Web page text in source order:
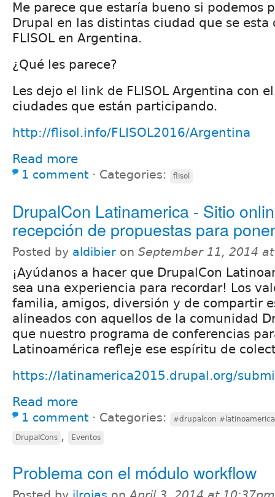
Me parece que estaría bueno si podemos
Drupal en las distintas ciudad que se esta
FLISOL en Argentina.
¿Qué les parece?
Les dejo el link de FLISOL Argentina con
ciudades que están participando.
http://flisol.info/FLISOL2016/Argentina
Read more
1 comment ⋅ Categories: flisol
DrupalCon Latinamerica - Sitio
recepción de propuestas para
Posted by aldibier on September 11, 2014
¡Ayúdanos a hacer que DrupalCon
sea una experiencia para recordar! Los
familia, amigos, diversión y de compartir
alineados con aquellos de la comunidad
que nuestro programa de conferencias
Latinoamérica refleje ese espíritu de
https://latinamerica2015.drupal.org/
Read more
1 comment ⋅ Categories: #drupalcon #latinoamerica
DrupalCons , Eventos
Problema con el módulo workflow